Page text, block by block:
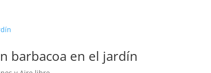
barbacoa en el jardín